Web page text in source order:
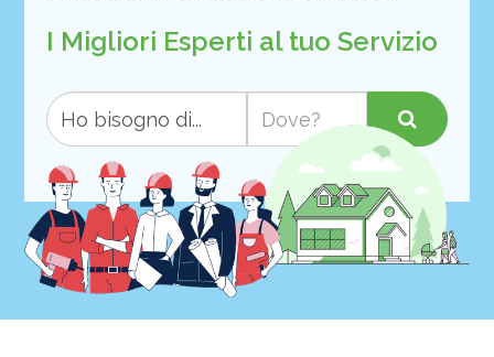
I Migliori Esperti al tuo Servizio